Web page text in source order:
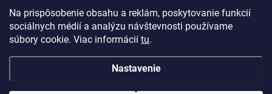
Na prispôsobenie obsahu a reklám, poskytovanie funkcií
sociálnych médií a analýzu návštevnosti používame
súbory cookie. Viac informácií tu.
Nastavenie
+421 905 360 747